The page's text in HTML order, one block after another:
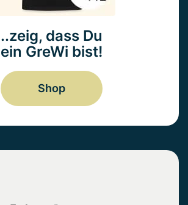
..zeig, dass Du
ein GreWi bist!
Shop